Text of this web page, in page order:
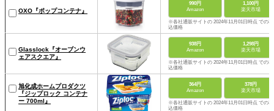
OXO『ポップコンテナ』
990円
Amazon
1,100円
楽天市場
※各社通販サイトの 2024年11月01日時点 での税
込価格
Glasslock『オーブンウ
ェアスクエア』
938円
Amazon
1,298円
楽天市場
※各社通販サイトの 2024年11月01日時点 での税
込価格
旭化成ホームプロダクツ
『ジップロック コンテナ
ー 700ml』
364円
Amazon
378円
楽天市場
※各社通販サイトの 2024年11月01日時点 での税
込価格